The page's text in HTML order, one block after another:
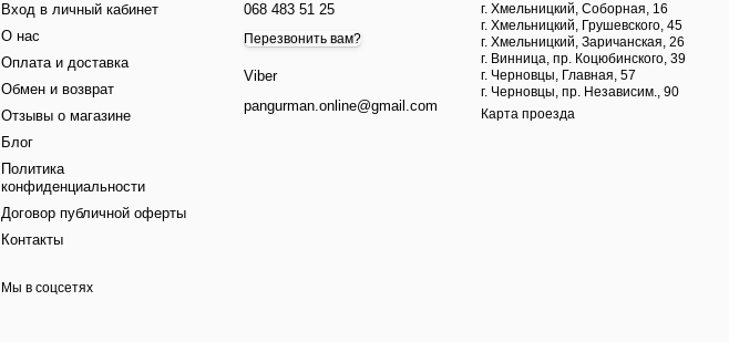
Вход в личный кабинет
О нас
Оплата и доставка
Обмен и возврат
Отзывы о магазине
Блог
Политика
конфиденциальности
Договор публичной оферты
Контакты
Мы в соцсетях
068 483 51 25
Перезвонить вам?
Viber
pangurman.online@gmail.com
г. Хмельницкий, Соборная, 16
г. Хмельницкий, Грушевского, 45
г. Хмельницкий, Заричанская, 26
г. Винница, пр. Коцюбинского, 39
г. Черновцы, Главная, 57
г. Черновцы, пр. Независим., 90
Карта проезда